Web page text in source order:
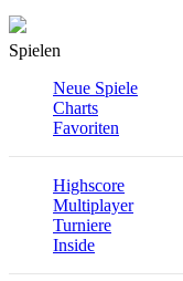
Spielen
Neue Spiele
Charts
Favoriten
Highscore
Multiplayer
Turniere
Inside